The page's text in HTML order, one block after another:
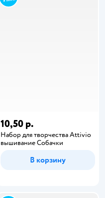
10,50 р.
Набор для творчества Attivio
вышивание Собачки
В корзину